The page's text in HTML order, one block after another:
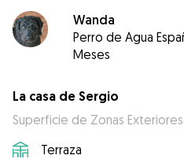
Wanda
Perro de Agua
Meses
La casa de Sergio
Superficie de Zonas Exteriores
Terraza